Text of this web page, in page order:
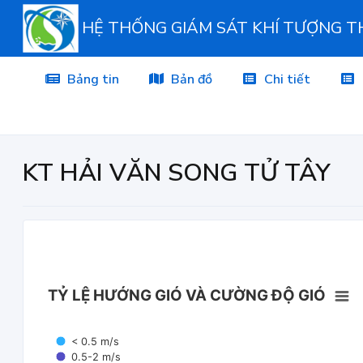
HỆ THỐNG GIÁM SÁT KHÍ TƯỢNG
Bảng tin Bản đồ Chi tiết
KT HẢI VĂN SONG TỬ TÂY
TỶ LỆ HƯỚNG GIÓ VÀ CƯỜNG ĐỘ GIÓ
< 0.5 m/s
0.5-2 m/s